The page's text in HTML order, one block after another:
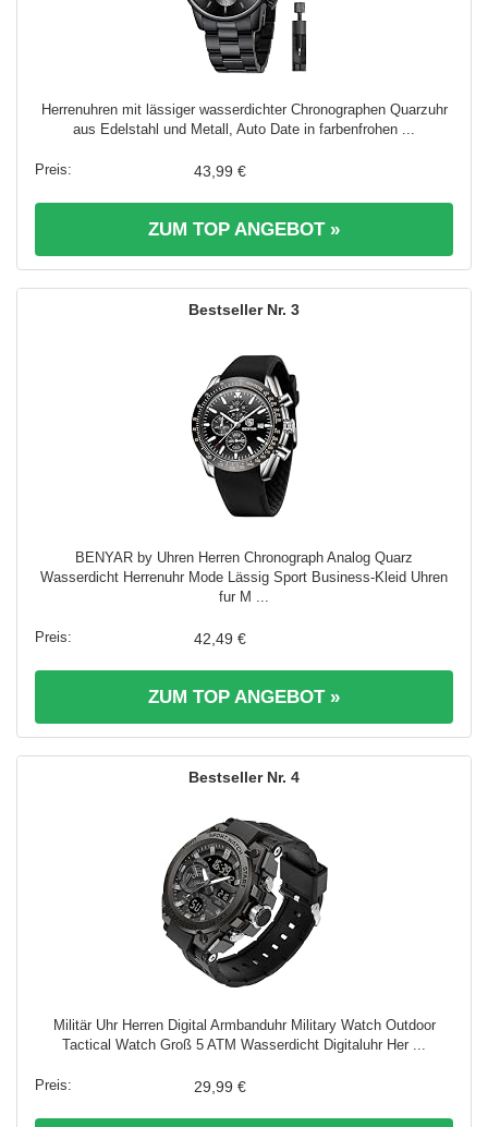
Herrenuhren mit lässiger wasserdichter Chronographen Quarzuhr
aus Edelstahl und Metall, Auto Date in farbenfrohen ...
43,99 €
ZUM TOP ANGEBOT »
3
BENYAR by Uhren Herren Chronograph Analog Quarz
Wasserdicht Herrenuhr Mode Lässig Sport Business-Kleid Uhren
fur M ...
42,49 €
ZUM TOP ANGEBOT »
4
Militär Uhr Herren Digital Armbanduhr Military Watch Outdoor
Tactical Watch Groß 5 ATM Wasserdicht Digitaluhr Her ...
29,99 €